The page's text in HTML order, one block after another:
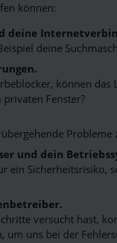
können:
deine
deine
können
Fenster?
Probleme
und dein
ein Sicherheitsrisiko,
versucht hast,
um uns bei der